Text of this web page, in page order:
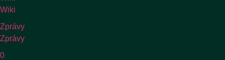
Wiki
Zprávy
Zprávy
0